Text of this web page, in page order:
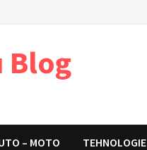
Blog
– MOTO TEHNOLOGIE